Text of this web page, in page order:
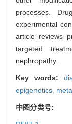
processes.
experimental
article reviews
targeted
nephropathy.
Key words:
epigenetics,
中图分类号: